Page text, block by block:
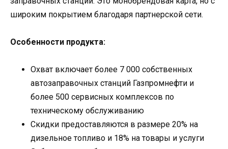
широким покрытием благодаря партнерской сети.
Особенности продукта:
Охват включает более 7 000 собственных
автозаправочных станций Газпромнефти и
более 500 сервисных комплексов по
техническому обслуживанию
Скидки предоставляются в размере 20% на
дизельное топливо и 18% на товары и услуги